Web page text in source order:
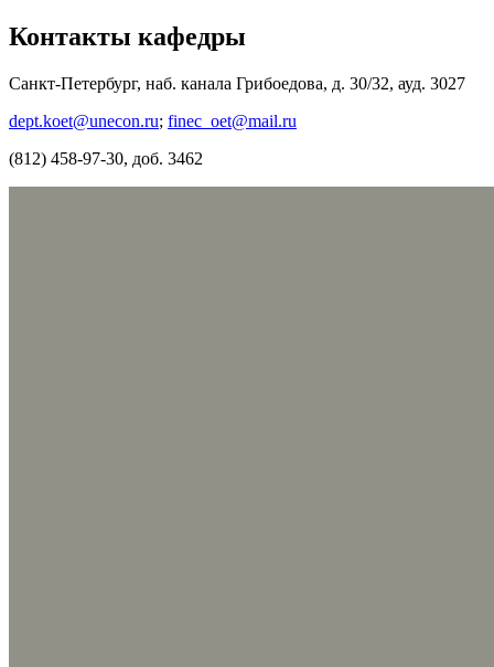
Контакты кафедры
Санкт-Петербург, наб. канала Грибоедова, д. 30/32, ауд. 3027
dept.koet@unecon.ru; finec_oet@mail.ru
(812) 458-97-30, доб. 3462